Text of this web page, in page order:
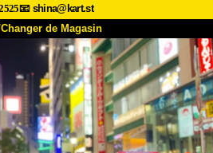
📧 shina@kart.st
Changer de Magasin
ACCUEIL
Caractéristiques Tarifs
Avis FAQ
Réservation